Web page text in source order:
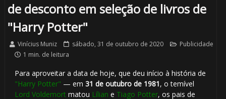
de desconto em seleção de livros de
"Harry Potter"
Vinícius Muniz sábado, 31 de outubro de 2020
Publicidade
1 min. de leitura
Para aproveitar a data de hoje, que deu início à história de
"Harry Potter" — em 31 de outubro de 1981, o temível
Lord Voldemort matou Lílian e Tiago Potter, os pais de